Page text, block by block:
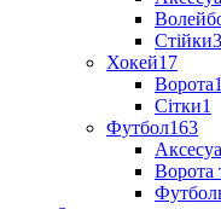
Стійки3
Хокей17
Ворота
Сітки1
Футбол163
Ворота